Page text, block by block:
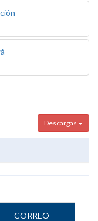
Descargas
CORREO